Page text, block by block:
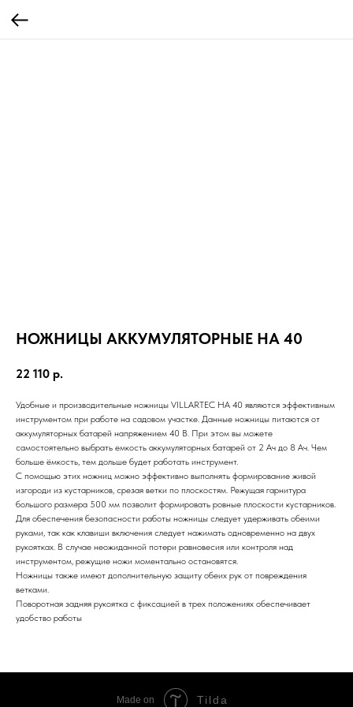
НОЖНИЦЫ АККУМУЛЯТОРНЫЕ HA 40
22 110 р.
Удобные и производительные ножницы VILLARTEC HА 40 являются эффективным
инструментом при работе на садовом участке. Данные ножницы питаются от
аккумуляторных батарей напряжением 40 В. При этом вы можете
самостоятельно выбрать емкость аккумуляторных батарей от 2 Ач до 8 Ач. Чем
больше ёмкость, тем дольше будет работать инструмент.
С помощью этих ножниц можно эффективно выполнять формирование живой
изгороди из кустарников, срезая ветки по плоскостям. Режущая гарнитура
большого размера 500 мм позволит формировать ровные плоскости кустарников.
Для обеспечения безопасности работы ножницы следует удерживать обеими
руками, так как клавиши включения следует нажимать одновременно на двух
рукоятках. В случае неожиданной потери равновесия или контроля над
инструментом, режущие ножи моментально остановятся.
Ножницы также имеют дополнительную защиту обеих рук от повреждения
ветками.
Поворотная задняя рукоятка с фиксацией в трех положениях обеспечивает
удобство работы
Made on Tilda